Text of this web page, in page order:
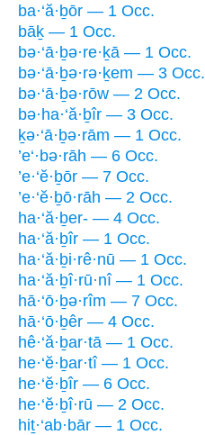
ba·‘ă·ḇōr — 1 Occ.
bāḵ — 1 Occ.
bə·‘ā·ḇə·re·ḵā — 1 Occ.
bə·‘ā·ḇə·rə·ḵem — 3 Occ.
bə·‘ā·ḇə·rōw — 2 Occ.
bə·ha·‘ă·ḇîr — 3 Occ.
ḵə·‘ā·ḇə·rām — 1 Occ.
’e‘·bə·rāh — 6 Occ.
’e·‘ĕ·ḇōr — 7 Occ.
’e·‘ĕ·ḇō·rāh — 2 Occ.
ha·‘ă·ḇer- — 4 Occ.
ha·‘ă·ḇîr — 1 Occ.
ha·‘ă·ḇi·rê·nū — 1 Occ.
ha·‘ă·ḇî·rū·nî — 1 Occ.
hā·‘ō·ḇə·rîm — 7 Occ.
hā·‘ō·ḇêr — 4 Occ.
hê·‘ă·ḇar·tā — 1 Occ.
he·‘ĕ·ḇar·tî — 1 Occ.
he·‘ĕ·ḇîr — 6 Occ.
he·‘ĕ·ḇî·rū — 2 Occ.
hiṯ·‘ab·bār — 1 Occ.